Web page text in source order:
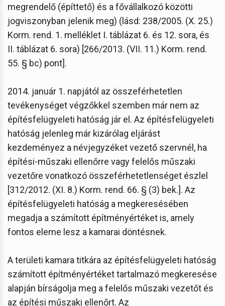
megrendelő (építtető) és a fővállalkozó közötti
jogviszonyban jelenik meg) (lásd: 238/2005. (X. 25.)
Korm. rend. 1. melléklet I. táblázat 6. és 12. sora, és
II. táblázat 6. sora) [266/2013. (VII. 11.) Korm. rend.
55. § bc) pont].
2014. január 1. napjától az összeférhetetlen
tevékenységet végzőkkel szemben már nem az
építésfelügyeleti hatóság jár el. Az építésfelügyeleti
hatóság jelenleg már kizárólag eljárást
kezdeményez a névjegyzéket vezető szervnél, ha
építési-műszaki ellenőrre vagy felelős műszaki
vezetőre vonatkozó összeférhetetlenséget észlel
[312/2012. (XI. 8.) Korm. rend. 66. § (3) bek.]. Az
építésfelügyeleti hatóság a megkeresésében
megadja a számított építményértéket is, amely
fontos eleme lesz a kamarai döntésnek.
A területi kamara titkára az építésfelügyeleti hatóság
számított építményértéket tartalmazó megkeresése
alapján bírságolja meg a felelős műszaki vezetőt és
az építési műszaki ellenőrt. Az